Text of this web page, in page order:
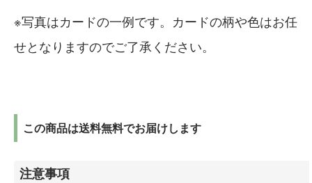
※写真はカードの一例です。カードの柄や色はお任
せとなりますのでご了承ください。
この商品は送料無料でお届けします
注意事項